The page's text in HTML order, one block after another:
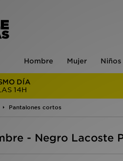
Hombre Mujer Niños
DÍA
14H
Pantalones cortos
- Negro Lacoste